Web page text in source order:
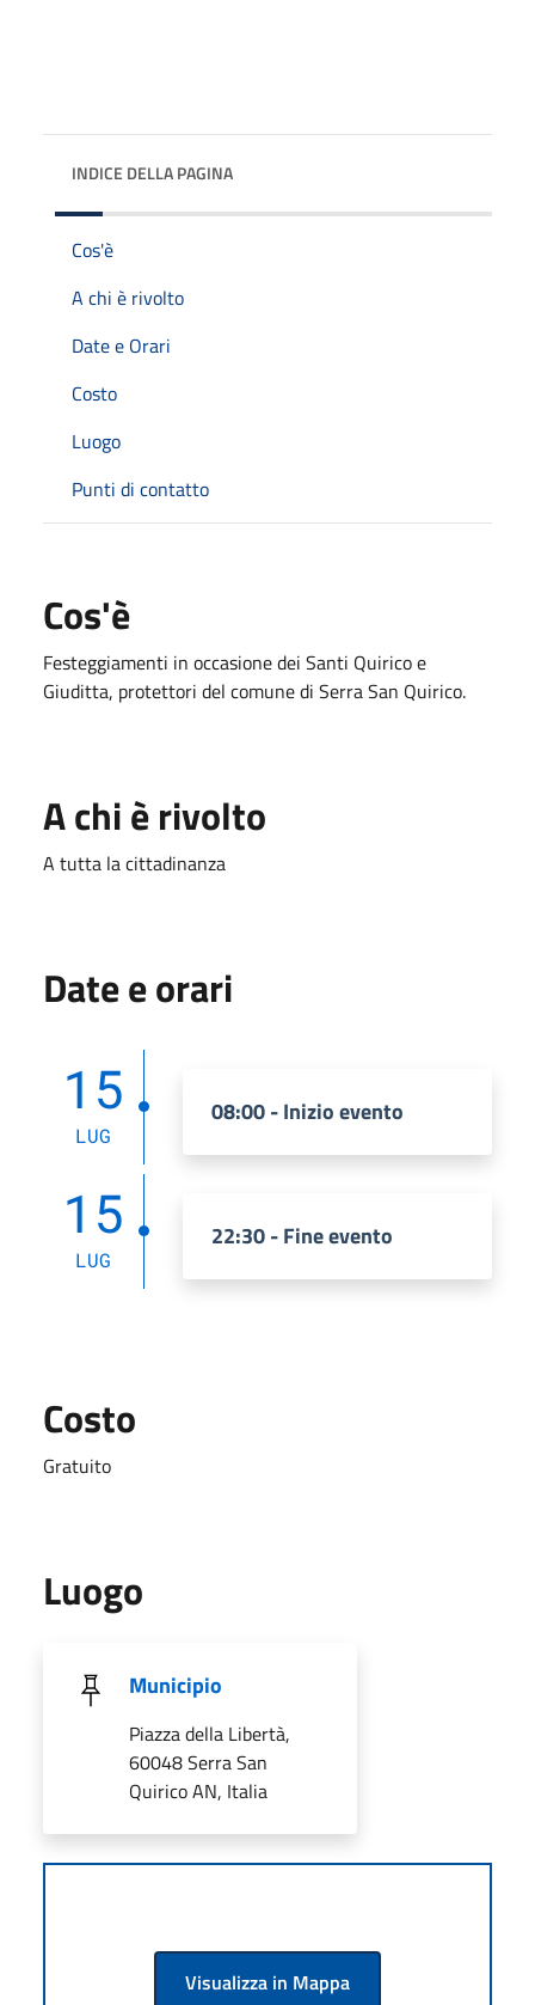
INDICE DELLA PAGINA
Cos'è
A chi è rivolto
Date e Orari
Costo
Luogo
Punti di contatto
Cos'è
Festeggiamenti in occasione dei Santi Quirico e
Giuditta, protettori del comune di Serra San Quirico.
A chi è rivolto
A tutta la cittadinanza
Date e orari
15
LUG
08:00 - Inizio evento
15
LUG
22:30 - Fine evento
Costo
Gratuito
Luogo
Municipio
Piazza della Libertà,
60048 Serra San
Quirico AN, Italia
Visualizza in Mappa